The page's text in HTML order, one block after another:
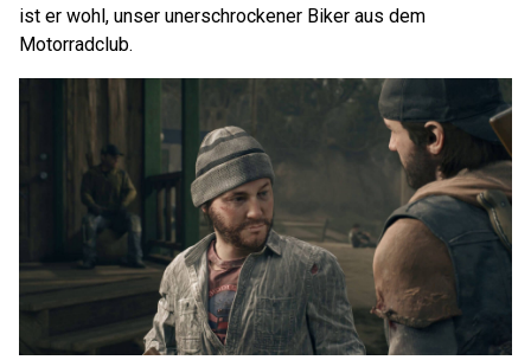
ist er wohl, unser unerschrockener Biker aus dem
Motorradclub.